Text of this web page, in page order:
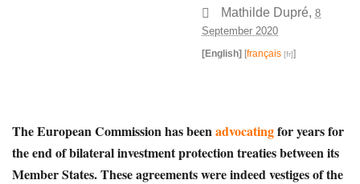
Mathilde Dupré, 8
September 2020
[English] [français ]
The European Commission has beenadvocatingfor years for
the end of bilateral investment protection treaties between its
Member States. These agreements were indeed vestiges of the